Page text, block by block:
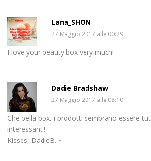
Lana_SHON
27 Maggio 2017 alle 00:29
I love your beauty box very much!
Dadie Bradshaw
27 Maggio 2017 alle 08:10
Che bella box, i prodotti sembrano essere
interessanti!
Kisses, DadieB. ~